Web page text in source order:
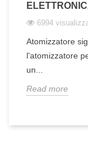
6994
Atomizzatore
l'atomizzatore
un...
Read more